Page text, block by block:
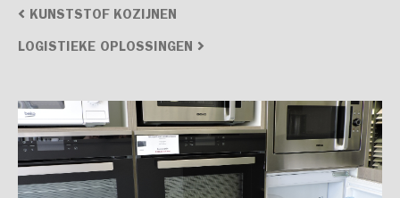
KUNSTSTOF KOZIJNEN
LOGISTIEKE OPLOSSINGEN